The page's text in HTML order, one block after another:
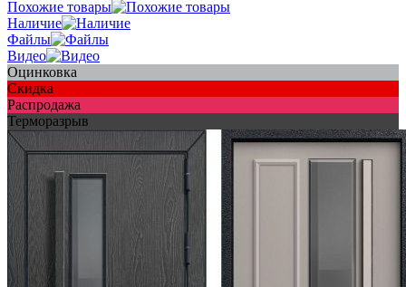
Похожие товары
Наличие
Файлы
Видео
Оцинковка
Скидка
Распродажа
Терморазрыв